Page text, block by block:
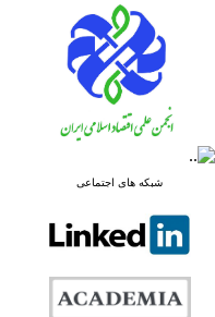
شبکه های اجتماعی